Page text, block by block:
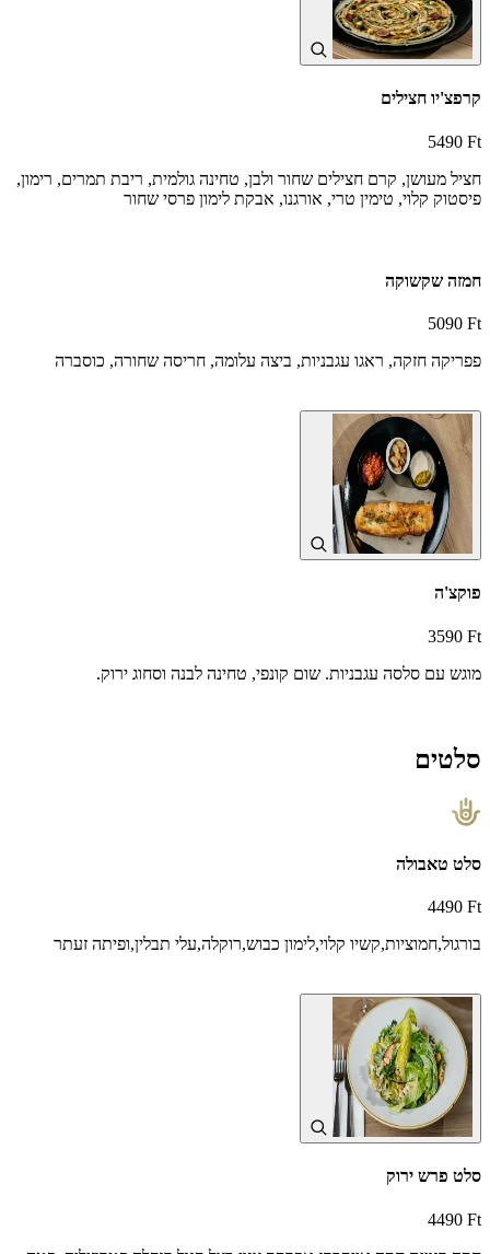
קרפצ'יו חצילים
5490 Ft
חציל מעושן, קרם חצילים שחור ולבן, טחינה גולמית, ריבת תמרים, רימון,
פיסטוק קלוי, טימין טרי, אורגנו, אבקת לימון פרסי שחור
חמזה שקשוקה
5090 Ft
פפריקה חזקה, ראגו עגבניות, ביצה עלומה, חריסה שחורה, כוסברה
פוקצ'ה
3590 Ft
מוגש עם סלסה עגבניות. שום קונפי, טחינה לבנה וסחוג ירוק.
סלטים
סלט טאבולה
4490 Ft
בורגול,חמוציות,קשיו קלוי,לימון כבוש,רוקלה,עלי תבלין,ופיתה זעתר
סלט פרש ירוק
4490 Ft